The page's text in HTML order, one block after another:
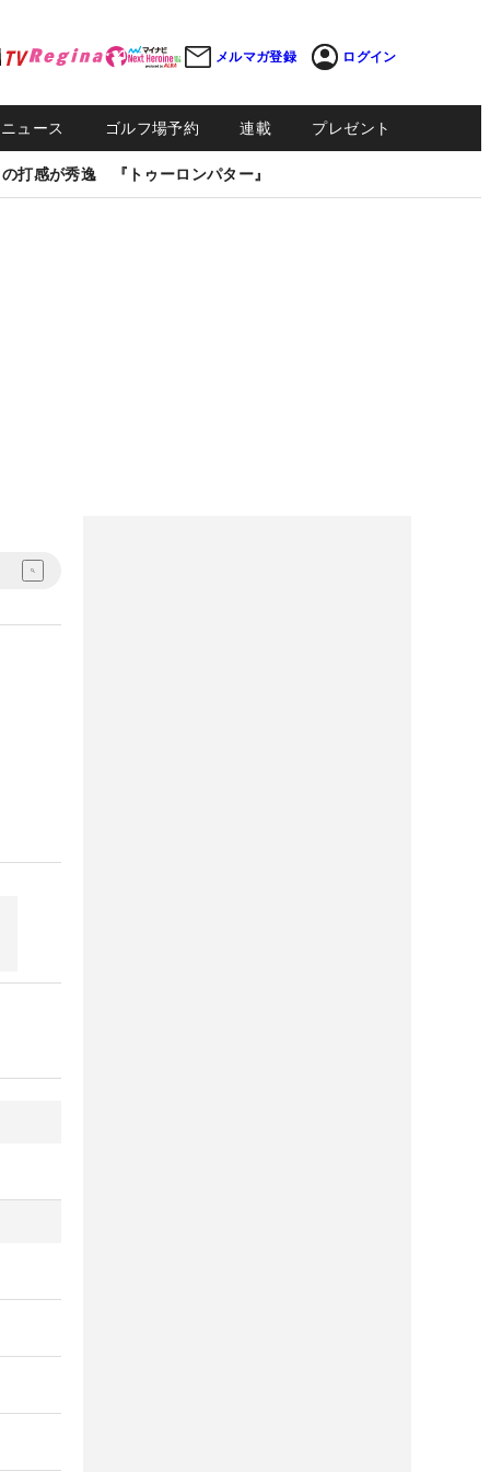
メルマガ登録 ログイン
ュース ゴルフ場予約 連載 プレゼント
打感が秀逸 『トゥーロンパター』